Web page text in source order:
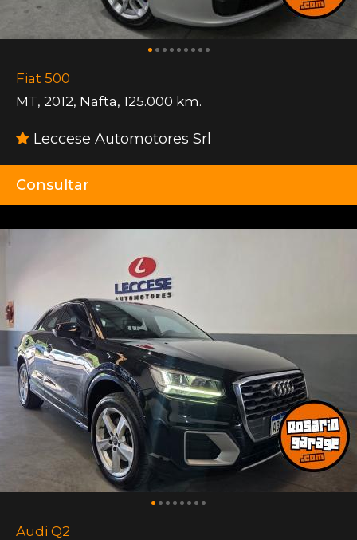
Fiat 500
MT, 2012, Nafta, 125.000 km.
Leccese Automotores Srl
Consultar
Audi Q2